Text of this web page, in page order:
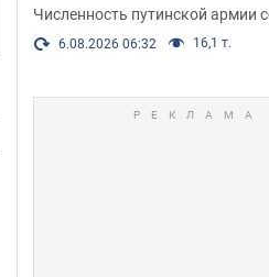
Численность путинской армии
6.08.2026 06:32 16,1 т.